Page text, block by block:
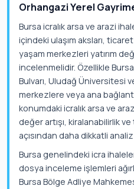
Orhangazi Yerel
Bursa icralık arsa ve arazi
içindeki ulaşım aksları,
yaşam merkezleri yatırım
incelenmelidir. Özellikle
Bulvarı, Uludağ Üniversitesi
merkezlere veya ana
konumdaki icralık arsa ve
değer artışı, kiralanabilirlik
açısından daha dikkatli
Bursa genelindeki icra
dosya inceleme işlemleri
Bursa Bölge Adliye